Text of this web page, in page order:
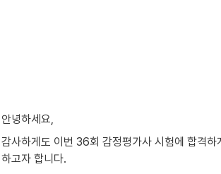
안녕하세요,
감사하게도 이번 36회 감정평가사 시험에 합격하
하고자 합니다.